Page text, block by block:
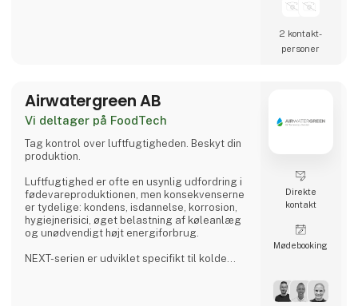
2 kontakt­
personer
Airwatergreen AB
Vi deltager på FoodTech
Tag kontrol over luftfugtigheden. Beskyt din
produktion.
Luftfugtighed er ofte en usynlig udfordring i
fødevareproduktionen, men konsekvenserne
er tydelige: kondens, isdannelse, korrosion,
hygiejnerisici, øget belastning af køleanlæg
og unødvendigt højt energiforbrug.
NEXT-serien er udviklet specifikt til kolde
Direkte
kontakt
Møde­booking